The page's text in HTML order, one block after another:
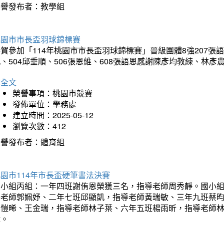
發布者：教學組
市市長盃羽球錦標賽
參加「114年桃園市市長盃羽球錦標賽」晉級團體8強207張
504邱垂順、506張恩維、608張語恩感謝陳彥均教練、林彥
文
榮譽事項：桃園市競賽
發佈單位：學務處
建立時間：2025-05-12
瀏覽次數：412
發布者：體育組
市114年市長盃硬筆書法決賽
組丙組：一年四班謝侑恩榮獲三名，指導老師周秀靜。國小
師郭姵妤、二年七班邱顯凱，指導老師黃瑞敏、三年九班蔡
晞、王金瑞，指導老師林子葉、六年五班楊雨昕，指導老師